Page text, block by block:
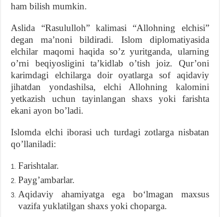
ham bilish mumkin.
Aslida “Rasululloh” kalimasi “Allohning elchisi”
degan ma’noni bildiradi. Islom diplomatiyasida
elchilar maqomi haqida so’z yuritganda, ularning
o’rni beqiyosligini ta’kidlab o’tish joiz. Qur’oni
karimdagi elchilarga doir oyatlarga sof aqidaviy
jihatdan yondashilsa, elchi Allohning kalomini
yetkazish uchun tayinlangan shaxs yoki farishta
ekani ayon bo’ladi.
Islomda elchi iborasi uch turdagi zotlarga nisbatan
qo’llaniladi:
Farishtalar.
Payg’ambarlar.
Aqidaviy ahamiyatga ega bo‘lmagan maxsus
vazifa yuklatilgan shaxs yoki choparga.